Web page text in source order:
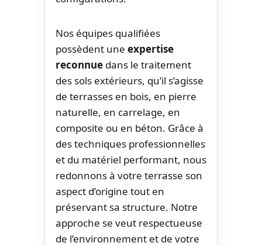
Nos équipes qualifiées
possèdent une expertise
reconnue dans le traitement
des sols extérieurs, qu’il s’agisse
de terrasses en bois, en pierre
naturelle, en carrelage, en
composite ou en béton. Grâce à
des techniques professionnelles
et du matériel performant, nous
redonnons à votre terrasse son
aspect d’origine tout en
préservant sa structure. Notre
approche se veut respectueuse
de l’environnement et de votre